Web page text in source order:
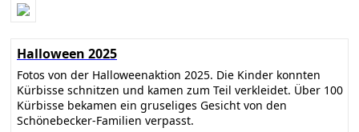
Halloween 2025
Fotos von der Halloweenaktion 2025. Die Kinder konnten
Kürbisse schnitzen und kamen zum Teil verkleidet. Über 100
Kürbisse bekamen ein gruseliges Gesicht von den
Schönebecker-Familien verpasst.